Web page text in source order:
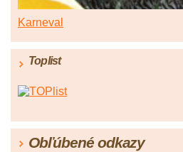
Karneval
Toplist
Obľúbené odkazy